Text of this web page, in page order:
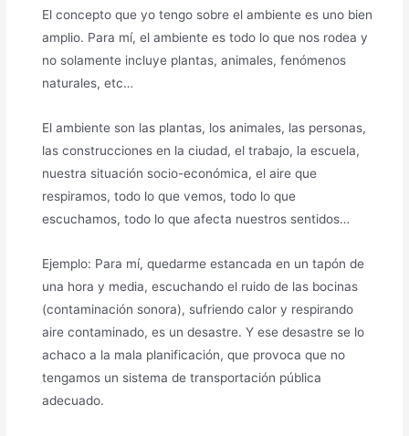
El concepto que yo tengo sobre el ambiente es uno bien
amplio. Para mí, el ambiente es todo lo que nos rodea y
no solamente incluye plantas, animales, fenómenos
naturales, etc…
El ambiente son las plantas, los animales, las personas,
las construcciones en la ciudad, el trabajo, la escuela,
nuestra situación socio-económica, el aire que
respiramos, todo lo que vemos, todo lo que
escuchamos, todo lo que afecta nuestros sentidos…
Ejemplo: Para mí, quedarme estancada en un tapón de
una hora y media, escuchando el ruido de las bocinas
(contaminación sonora), sufriendo calor y respirando
aire contaminado, es un desastre. Y ese desastre se lo
achaco a la mala planificación, que provoca que no
tengamos un sistema de transportación pública
adecuado.